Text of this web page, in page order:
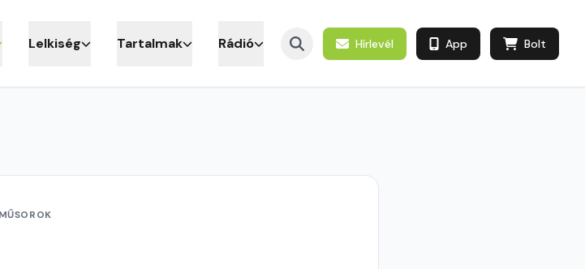
Lelkiség Tartalmak Rádió Hírlevél App Bolt